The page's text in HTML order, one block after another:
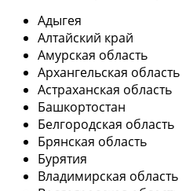
Адыгея
Алтайский край
Амурская область
Архангельская область
Астраханская область
Башкортостан
Белгородская область
Брянская область
Бурятия
Владимирская область